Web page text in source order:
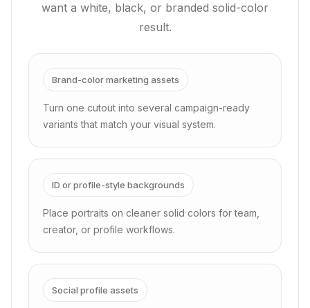
want a white, black, or branded solid-color
result.
Brand-color marketing assets
Turn one cutout into several campaign-ready
variants that match your visual system.
ID or profile-style backgrounds
Place portraits on cleaner solid colors for team,
creator, or profile workflows.
Social profile assets